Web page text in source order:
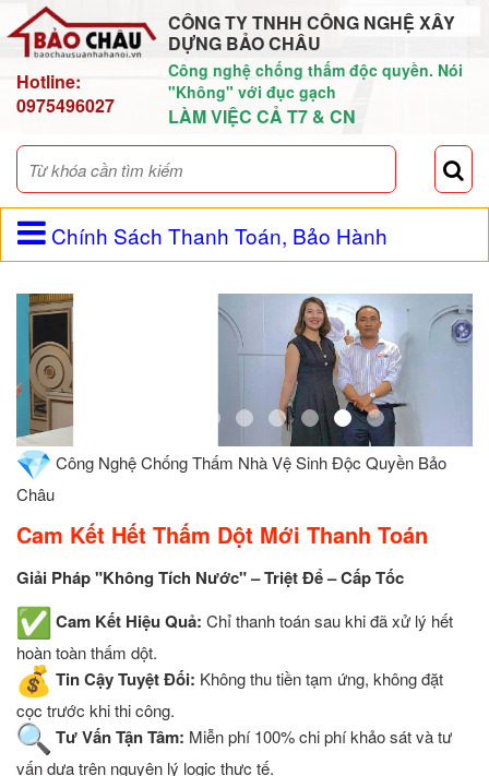
Hotline:
0975496027
CÔNG TY TNHH CÔNG NGHỆ XÂY
DỰNG BẢO CHÂU
Công nghệ chống thấm độc quyền. Nói
"Không" với đục gạch
LÀM VIỆC CẢ T7 & CN
Chính Sách Thanh Toán, Bảo Hành
Công Nghệ Chống Thấm Nhà Vệ Sinh Độc Quyền Bảo
Châu
Cam Kết Hết Thấm Dột Mới Thanh Toán
Giải Pháp "Không Tích Nước" – Triệt Để – Cấp Tốc
Cam Kết Hiệu Quả: Chỉ thanh toán sau khi đã xử lý hết
hoàn toàn thấm dột.
Tin Cậy Tuyệt Đối: Không thu tiền tạm ứng, không đặt
cọc trước khi thi công.
Tư Vấn Tận Tâm: Miễn phí 100% chi phí khảo sát và tư
vấn dựa trên nguyên lý logic thực tế.